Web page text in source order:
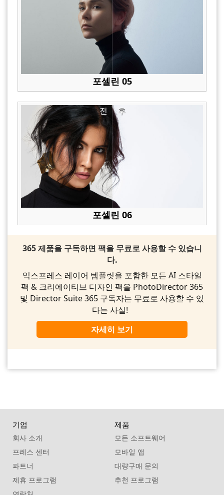
포셀린 05
후
전
포셀린 06
365 제품을 구독하면 팩을 무료로 사용할 수 있습니
다.
익스프레스 레이어 템플릿을 포함한 모든 AI 스타일
팩 & 크리에이티브 디자인 팩을 PhotoDirector 365
및 Director Suite 365 구독자는 무료로 사용할 수 있
다는 사실!
자세히 보기
기업
회사 소개
프레스 센터
파트너
제휴 프로그램
제품
모든 소프트웨어
모바일 앱
대량구매 문의
추천 프로그램